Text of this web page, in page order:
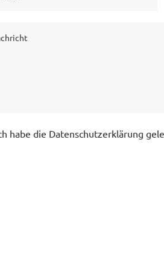
habe die Datenschutzerklärung